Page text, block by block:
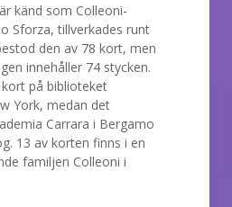
känd som Colleoni-
Sforza, tillverkades runt
den av 78 kort, men
innehåller 74 stycken.
på biblioteket
York, medan det
Carrara i Bergamo
13 av korten finns i en
familjen Colleoni i